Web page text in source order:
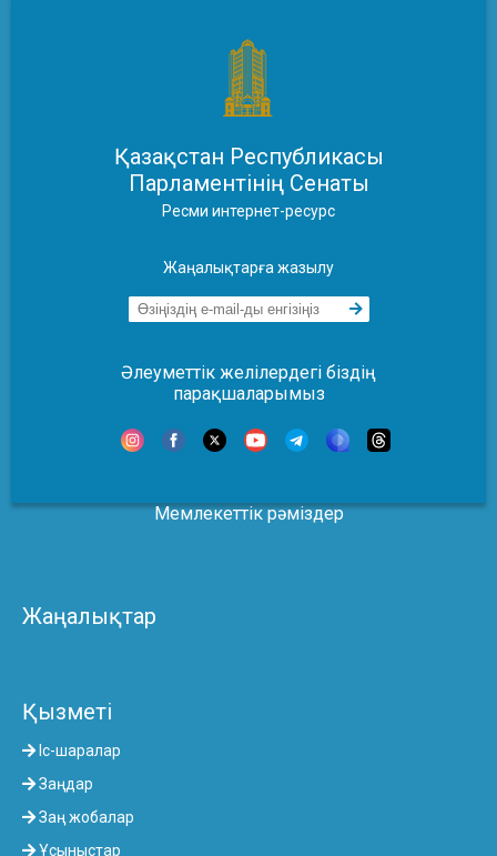
Қазақстан Республикасы
Парламентінің Сенаты
Ресми интернет-ресурс
Жаңалықтарға жазылу
Әлеуметтік желілердегі біздің
парақшаларымыз
Мемлекеттік рәміздер
Жаңалықтар
Қызметі
Іс-шаралар
Заңдар
Заң жобалар
Ұсыныстар